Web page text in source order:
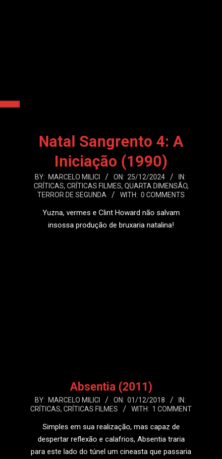
Natal Sangrento 4: A
Iniciação (1990)
2024-
12-
BY: MARCELO MILICI ON: 25/12/2024
IN:
CRÍTICAS, CRÍTICAS FILMES, QUARTA DIMENSÃO,
TERROR DE SEGUNDA
WITH: 0 COMMENTS
Yuzna, vermes e Clint Howard não salvam
insossa produção de bruxaria natalina!
Absentia (2011)
2018-
12-
BY: MARCELO MILICI ON: 01/12/2018
IN:
CRÍTICAS, CRÍTICAS FILMES WITH: 1 COMMENT
Simples em sua realização, mas capaz de
despertar reflexão e calafrios, Absentia traria
para este lado do túnel um cineasta que passaria